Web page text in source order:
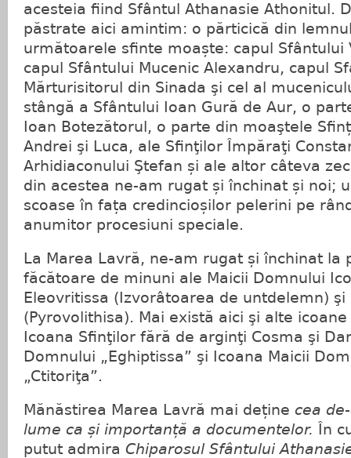
acesteia fiind Sfântul Athanasie Athonitul.
păstrate aici amintim: o părticică din
următoarele sfinte moaște: capul Sfântului
capul Sfântului Mucenic Alexandru, capul
Mărturisitorul din Sinada şi cel al
stângă a Sfântului Ioan Gură de Aur, o
Ioan Botezătorul, o parte din moaştele
Andrei şi Luca, ale Sfinţilor Împăraţi
Arhidiaconului Ştefan și ale altor câteva
din acestea ne-am rugat și închinat și noi;
scoase în fața credincioșilor pelerini pe
anumitor procesiuni speciale.
La Marea Lavră, ne-am rugat și închinat la
făcătoare de minuni ale Maicii Domnului
Eleovritissa (Izvorâtoarea de untdelemn) şi
(Pyrovolithisa). Mai există aici şi alte
Icoana Sfinţilor fără de arginţi Cosma şi
Domnului „Eghiptissa” şi Icoana Maicii
„Ctitoriţa”.
Mănăstirea Marea Lavră mai deține cea
lume ca și importanță a documentelor.
În
putut admira Chiparosul Sfântului